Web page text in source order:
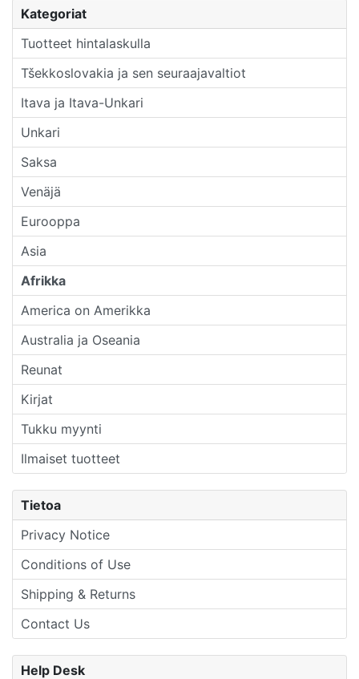
Kategoriat
Tuotteet hintalaskulla
Tšekkoslovakia ja sen seuraajavaltiot
Itava ja Itava-Unkari
Unkari
Saksa
Venäjä
Eurooppa
Asia
Afrikka
America on Amerikka
Australia ja Oseania
Reunat
Kirjat
Tukku myynti
Ilmaiset tuotteet
Tietoa
Privacy Notice
Conditions of Use
Shipping & Returns
Contact Us
Help Desk